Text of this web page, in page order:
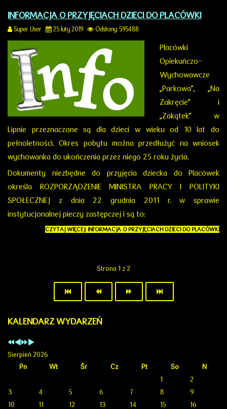
INFORMACJA O PRZYJĘCIACH DZIECI DO PLACÓWKI
Super User 25 luty 2019 Odsłony: 595488
Placówki
Opiekuńczo-
Wychowawcze
„Parkowa”, „Na
Zakręcie” i
„Zakątek” w
Lipnie przeznaczone są dla dzieci w wieku od 10 lat do
pełnoletności. Okres pobytu można przedłużyć na wniosek
wychowanka do ukończenia przez niego 25 roku życia.
Dokumenty niezbędne do przyjęcia dziecka do Placówek
określa ROZPORZĄDZENIE MINISTRA PRACY I POLITYKI
SPOŁECZNEJ z dnia 22 grudnia 2011 r. w sprawie
instytucjonalnej pieczy zastępczej i są to:
CZYTAJ WIĘCEJ: INFORMACJA O PRZYJĘCIACH DZIECI DO PLACÓWKI
Strona 1 z 2
KALENDARZ WYDARZEŃ
Sierpień 2026
Pn
Wt Śr Cz Pt So
N
1
2
3
4 5 6 7 8
9
10
11 12 13 14 15
16